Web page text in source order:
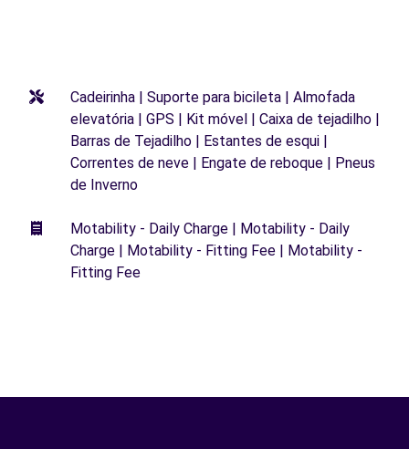
Cadeirinha | Suporte para bicileta | Almofada
elevatória | GPS | Kit móvel | Caixa de tejadilho |
Barras de Tejadilho | Estantes de esqui |
Correntes de neve | Engate de reboque | Pneus
de Inverno
Motability - Daily Charge | Motability - Daily
Charge | Motability - Fitting Fee | Motability -
Fitting Fee